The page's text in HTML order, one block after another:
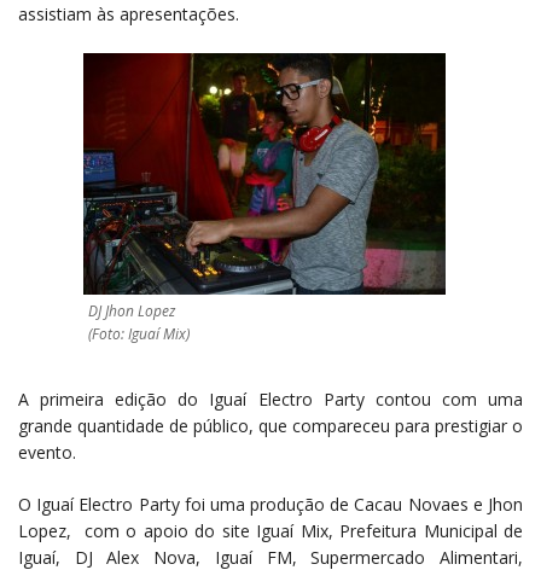
assistiam às apresentações.
DJ Jhon Lopez
(Foto: Iguaí Mix)
A primeira edição do Iguaí Electro Party contou com uma
grande quantidade de público, que compareceu para prestigiar o
evento.
O Iguaí Electro Party foi uma produção de Cacau Novaes e Jhon
Lopez, com o apoio do site Iguaí Mix, Prefeitura Municipal de
Iguaí, DJ Alex Nova, Iguaí FM, Supermercado Alimentari,